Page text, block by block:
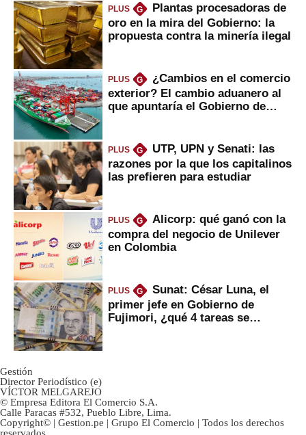
PLUS G
Plantas procesadoras de
oro en la mira del Gobierno: la
propuesta contra la minería ilegal
PLUS G
¿Cambios en el comercio
exterior? El cambio aduanero al
que apuntaría el Gobierno de
PLUS G
UTP, UPN y Senati: las
razones por la que los capitalinos
las prefieren para estudiar
PLUS G
Alicorp: qué ganó con la
compra del negocio de Unilever
en Colombia
PLUS G
Sunat: César Luna, el
primer jefe en Gobierno de
Fujimori, ¿qué 4 tareas se
Gestión
Director Periodístico (e)
VÍCTOR MELGAREJO
© Empresa Editora El Comercio S.A.
Calle Paracas #532, Pueblo Libre, Lima.
Copyright© | Gestion.pe | Grupo El Comercio | Todos los derechos